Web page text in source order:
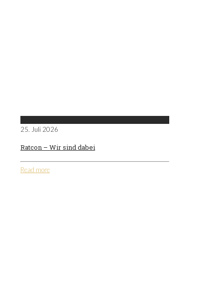
25. Juli 2026
Ratcon – Wir sind dabei
Read more